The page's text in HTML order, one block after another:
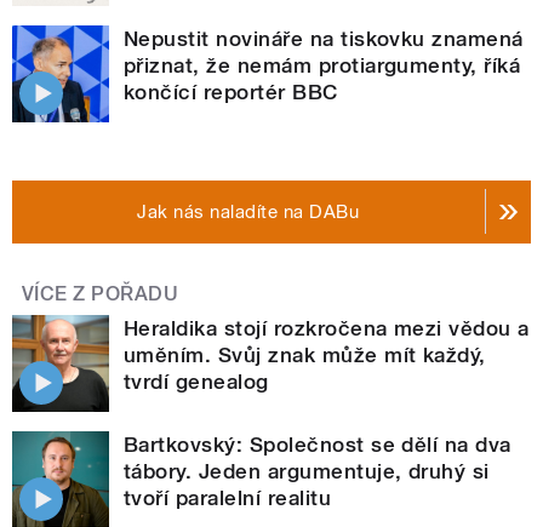
Nepustit novináře na tiskovku znamená
přiznat, že nemám protiargumenty, říká
končící reportér BBC
Jak nás naladíte na DABu
VÍCE Z POŘADU
Heraldika stojí rozkročena mezi vědou a
uměním. Svůj znak může mít každý,
tvrdí genealog
Bartkovský: Společnost se dělí na dva
tábory. Jeden argumentuje, druhý si
tvoří paralelní realitu